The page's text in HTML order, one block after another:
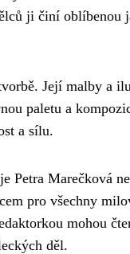
ji činí oblíbenou
Její malby a
paletu a
a sílu.
Petra Marečková
pro všechny
mohou
děl.